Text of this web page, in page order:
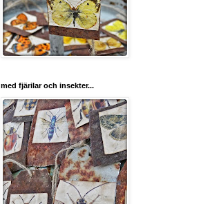
med fjärilar och insekter...